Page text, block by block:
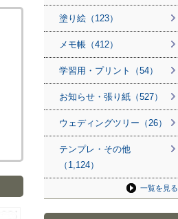
塗り絵（123）
メモ帳（412）
学習用・プリント（54）
お知らせ・張り紙（527）
ウェディングツリー（26）
テンプレ・その他
（1,124）
一覧を見る